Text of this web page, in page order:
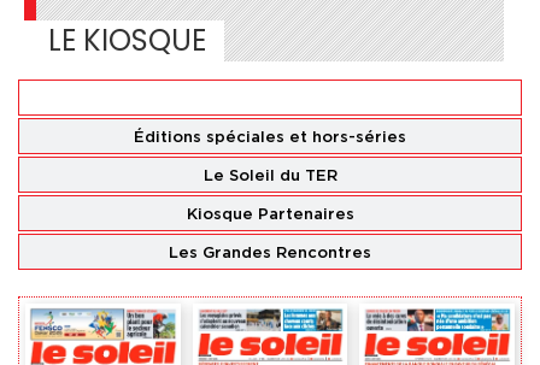
LE KIOSQUE
Éditions spéciales et hors-séries
Le Soleil du TER
Kiosque Partenaires
Les Grandes Rencontres